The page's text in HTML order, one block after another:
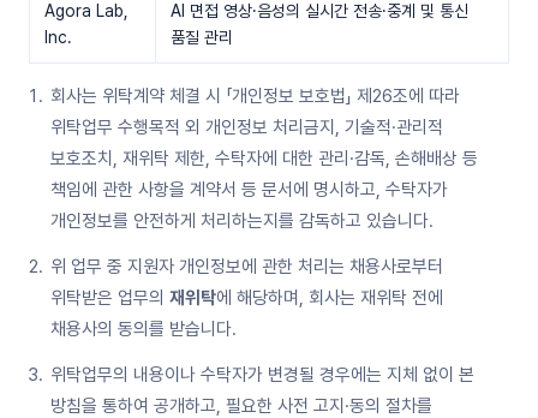
Agora Lab,
Inc.
AI 면접 영상·음성의 실시간 전송·중계 및 통신
품질 관리
회사는 위탁계약 체결 시 「개인정보 보호법」 제26조에 따라
위탁업무 수행목적 외 개인정보 처리금지, 기술적·관리적
보호조치, 재위탁 제한, 수탁자에 대한 관리·감독, 손해배상 등
책임에 관한 사항을 계약서 등 문서에 명시하고, 수탁자가
개인정보를 안전하게 처리하는지를 감독하고 있습니다.
위 업무 중 지원자 개인정보에 관한 처리는 채용사로부터
위탁받은 업무의 재위탁에 해당하며, 회사는 재위탁 전에
채용사의 동의를 받습니다.
위탁업무의 내용이나 수탁자가 변경될 경우에는 지체 없이 본
방침을 통하여 공개하고, 필요한 사전 고지·동의 절차를